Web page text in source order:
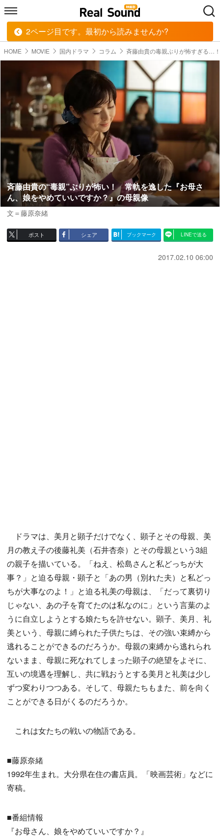
HOME MUSIC MOVIE TECH
HOME MOVIE 国内ドラマ コラム 斉藤由貴の毒親ぶりが怖すぎる…！
斉藤由貴の“毒親”ぶりが怖い！ 常軌を逸した『お母さ
ん、娘をやめていいですか？』の母親像
文＝藤原奈緒
ポスト シェア ブックマーク LINEで送る
2017.02.10 06:00
ドラマは、美月と顕子だけでなく、顕子とその母親、美
月の教え子の後藤礼美（石井杏奈）とその母親という3組
の親子を描いている。「ねえ、松島さんと私どっちが大
事？」と迫る母親・顕子と「あの男（別れた夫）と私どっ
ちが大事なのよ！」と迫る礼美の母親は、「だって裏切り
じゃない、あの子を育てたのは私なのに」という言葉のよ
うに自立しようとする娘たちを許せない。顕子、美月、礼
美という、母親に縛られた子供たちは、その強い束縛から
逃れることができるのだろうか。母親の束縛から逃れられ
ないまま、母親に死なれてしまった顕子の絶望をよそに、
互いの境遇を理解し、共に戦おうとする美月と礼美は少し
ずつ変わりつつある。そして、母親たちもまた、前を向く
ことができる日がくるのだろうか。
これは女たちの戦いの物語である。
■藤原奈緒
1992年生まれ。大分県在住の書店員。「映画芸術」などに
寄稿。
■番組情報
『お母さん、娘をやめていいですか？』
2ページ目です。最初から読みませんか?